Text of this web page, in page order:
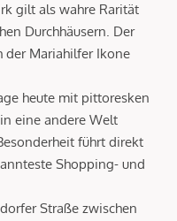
gilt als wahre Rarität
Durchhäusern. Der
der Mariahilfer Ikone
heute mit pittoresken
eine andere Welt
führt direkt
Shopping- und
Straße zwischen